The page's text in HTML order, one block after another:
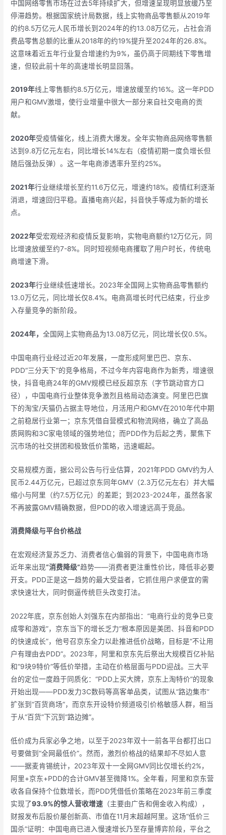
中国网络零售市场在过去5年持续扩大，但增速呈现明显放缓乃至
停滞趋势。根据国家统计局数据，线上实物商品零售额从2019年
的约8.5万亿元人民币增长到2024年的约13.08万亿元，占社会消
费品零售总额的比重从2018年的约19%提升至2024年的26.8%。
这意味着近五年行业复合增速约为9%，虽仍高于同期线下零售增
速，但较此前十年的高速增长明显回落。
2019年线上零售额约8.5万亿元，增速放缓至约16%。这一年PDD
用户和GMV激增，使行业增量中很大一部分来自社交电商的贡
献。
2020年受疫情催化，线上消费大爆发。全年实物商品网络零售额
达到9.8万亿元左右，同比增长14%左右（疫情初期一度负增长但
随后强劲反弹）。这一年电商渗透率升至约25%。
2021年行业继续增长至约11.6万亿元，增速约18%。疫情红利逐渐
消退，增速回归平稳。直播电商兴起，抖音快手等成为新的增长
点。
2022年受宏观经济和疫情反复影响，实物电商额约12万亿元，同
比增速放缓至约7-8%。同时短视频电商攫取了用户时长，传统电
商增速下滑。
2023年行业继续低速增长。2023年全国网上实物商品零售额约
13.0万亿元，同比增长仅8.4%。电商高增长时代已结束，行业步
入存量竞争的新阶段。
2024年，全国网上实物商品为13.08万亿元，同比增长仅0.5%。
中国电商行业经过近20年发展，一度形成阿里巴巴、京东、
PDD“三分天下”的竞争格局，不过今年内容电商作为新秀，增速很
快，抖音电商24年的GMV规模已经反超京东（字节跳动官方口
径），中国电商行业整体竞争激烈且格局动态演变。阿里巴巴旗
下的淘宝/天猫仍占据主导地位，月活用户和GMV在2010年代中期
之前稳居行业第一；京东凭借自营模式和物流网络，确立了高品
质网购和3C家电领域的强势地位；而PDD作为后起之秀，聚焦下
沉市场的社交拼团和极致低价策略，迅速崛起。
交易规模方面，据公司公告与行业估算，2021年PDD GMV约为人
民币2.44万亿元，已超过京东同年GMV（2.3万亿元左右）并大幅
缩小与阿里（约7.5万亿元）的差距；到2023-2024年，虽然各家
不再披露GMV精确数据，但PDD的收入增速远高于竞品。
消费降级与平台价格战
在宏观经济复苏乏力、消费者信心偏弱的背景下，中国电商市场
近年来出现“消费降级”趋势——消费者更注重性价比，降低非必要
开支。PDD正是这一趋势的最大受益者，它抓住用户求便宜的需
求快速壮大，同时倒逼传统巨头改变打法。
2022年底，京东创始人刘强东在内部指出：“电商行业的竞争已变
成零和游戏”，京东当下的增长乏力“根本原因是美团、抖音和PDD
的快速成长”，他号召京东全力以赴推进低价战略，目标是“不让用
户有理由去PDD”。2023年，阿里和京东先后祭出大规模百亿补贴
和“9块9特价”等低价举措，主动在价格层面与PDD迎战。三大平
台的定位一度趋于同质化：“PDD上买大牌，京东上淘特价”的现象
开始出现——PDD发力3C数码等高客单品类，试图从“路边集市”
扩张到“百货商场”，而京东开设特价频道吸引价格敏感人群，相当
于从“百货”下沉到“路边摊”。
低价成为兵家必争之地，以至于2023年双十一前各平台都打出口
号要做到“全网最低价”。然而，激烈价格战的结果却不尽如人意
——据麦肯锡统计，2023年双十一全网GMV同比仅增长约2%，
阿里+京东+PDD的合计GMV甚至微降1%。全年看，阿里和京东营
收各自保持个位数增长，而PDD凭借低价策略在2023年前三季度
实现了93.9%的惊人营收增速 （主要由广告和佣金收入构成），
财报发布后股价屡创新高、市值在11月末超越阿里。这场“低价三
国杀”证明：中国电商已进入慢速增长乃至存量博弈阶段，平台之